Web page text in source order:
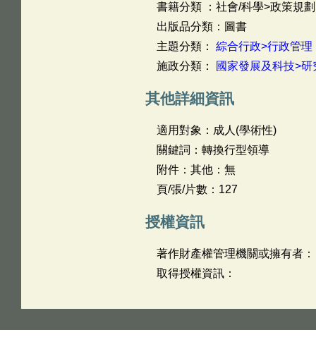
書籍分類 ：社會/科學>政策規劃
出版品分類：圖書
主題分類： 綜合行政>行政管理
施政分類：
國家發展及科技>研
其他詳細資訊
適用對象：成人(學術性)
關鍵詞：轉換行型領導
附件：其他：無
頁/張/片數：127
授權資訊
著作財產權管理機關或擁有者：
取得授權資訊：